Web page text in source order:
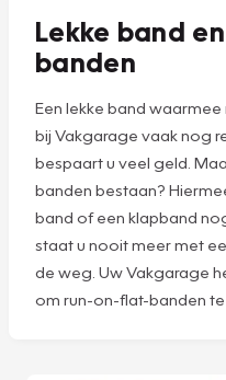
Lekke band
banden
Een lekke band
bij Vakgarage vaak nog
bespaart u veel geld.
banden bestaan?
band of een klapband
staat u nooit meer met
de weg. Uw Vakgarage
om run-on-flat-banden te